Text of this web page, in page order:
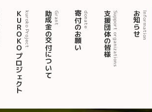
ＫＵＲＯＫＯ プロジェクトkuroko Project 助成金の交付についてGrant 寄付のお願いdonate 支援団体の皆様Support organizations お知らせInformation